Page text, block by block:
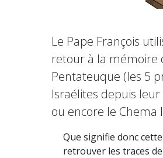
Le Pape François
retour à la mémoire
Pentateuque (les 5
Israélites depuis leur
ou encore le
Que signifie donc
retrouver les traces